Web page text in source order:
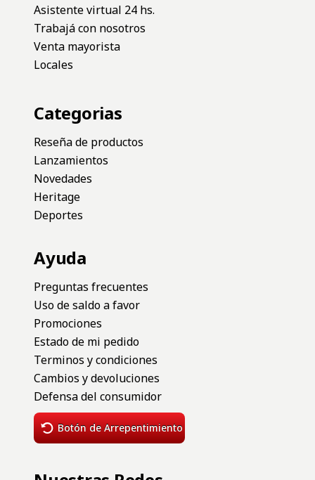
Asistente virtual 24 hs.
Trabajá con nosotros
Venta mayorista
Locales
Categorias
Reseña de productos
Lanzamientos
Novedades
Heritage
Deportes
Ayuda
Preguntas frecuentes
Uso de saldo a favor
Promociones
Estado de mi pedido
Terminos y condiciones
Cambios y devoluciones
Defensa del consumidor
Botón de Arrepentimiento